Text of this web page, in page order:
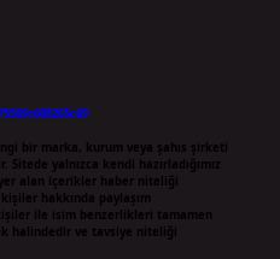
bir marka, kurum veya şahıs şirketi
Sitede yalnızca kendi hazırladığımız
alan içerikler haber niteliği
hakkında paylaşım
ile isim benzerlikleri tamamen
halindedir ve tavsiye niteliği